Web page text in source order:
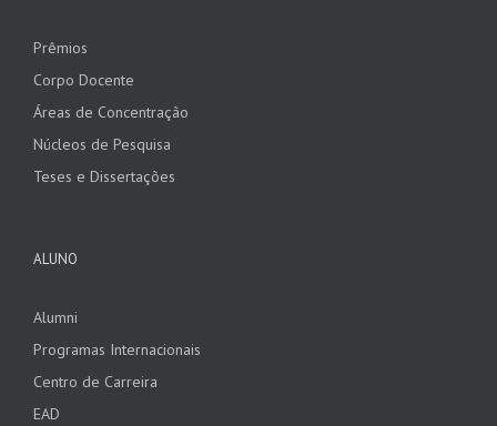
Prêmios
Corpo Docente
Áreas de Concentração
Núcleos de Pesquisa
Teses e Dissertações
ALUNO
Alumni
Programas Internacionais
Centro de Carreira
EAD